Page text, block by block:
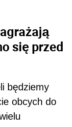
się przed
będziemy
obcych do